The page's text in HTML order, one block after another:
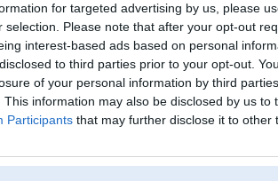
for targeted advertising by us, please
selection. Please note that after your opt-out
interest-based ads based on personal
to third parties prior to your opt-out.
of your personal information by third
This information may also be disclosed by us to
Participants that may further disclose it to other
Pēdējo reizi
Lietotājvārds:
Ziņojumi forumā:
0
[Pēdējie ziņojumi